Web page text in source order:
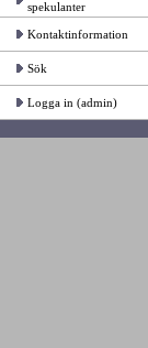
spekulanter
Kontaktinformation
Sök
Logga in (admin)